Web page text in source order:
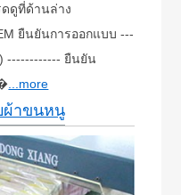
ดดูที่ด้านล่าง
ยืนยันการออกแบบ ---
------------ ยืนยัน
...more
ผ้าขนหนู